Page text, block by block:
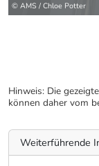
© AMS / Chloe Potter
Hinweis: Die
können daher vom
Weiterführende